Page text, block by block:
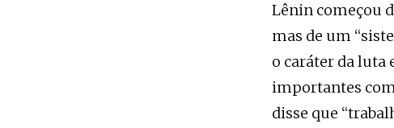
Lênin começou
mas de um
o caráter da luta
importantes com
disse que